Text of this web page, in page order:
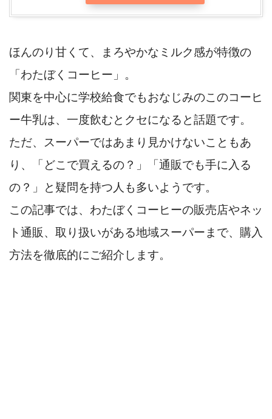
ほんのり甘くて、まろやかなミルク感が特徴の
「わたぼくコーヒー」。
関東を中心に学校給食でもおなじみのこのコーヒ
ー牛乳は、一度飲むとクセになると話題です。
ただ、スーパーではあまり見かけないこともあ
り、「どこで買えるの？」「通販でも手に入る
の？」と疑問を持つ人も多いようです。
この記事では、わたぼくコーヒーの販売店やネッ
ト通販、取り扱いがある地域スーパーまで、購入
方法を徹底的にご紹介します。